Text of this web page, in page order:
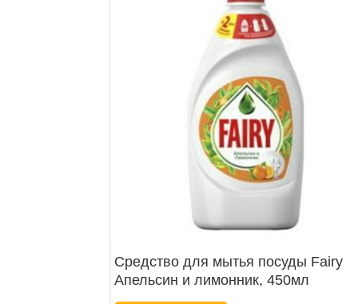
Средство для мытья посуды Fairy
Апельсин и лимонник, 450мл